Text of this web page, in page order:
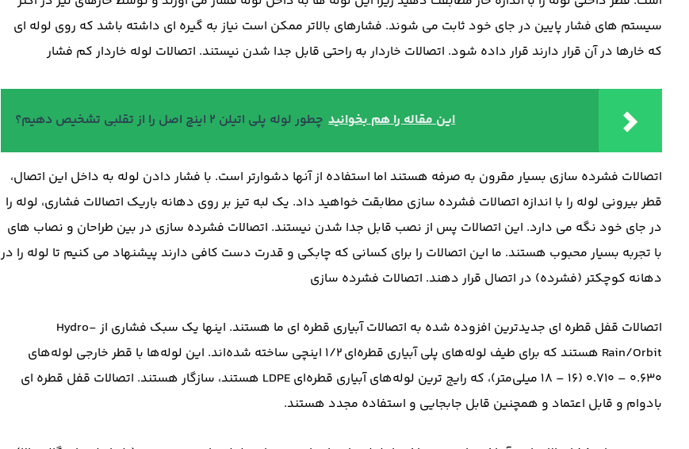
سیستم های فشار پایین در جای خود ثابت می شوند. فشارهای بالاتر ممکن است نیاز به گیره ای داشته باشد که روی لوله ای
که خارها در آن قرار دارند قرار داده شود. اتصالات خاردار به راحتی قابل جدا شدن نیستند. اتصالات لوله خاردار کم فشار
این مقاله را هم بخوانید چطور لوله پلی اتیلن ۲ اینچ اصل را از تقلبی تشخیص دهیم؟
اتصالات فشرده سازی بسیار مقرون به صرفه هستند اما استفاده از آنها دشوارتر است. با فشار دادن لوله به داخل این اتصال،
قطر بیرونی لوله را با اندازه اتصالات فشرده سازی مطابقت خواهید داد. یک لبه تیز بر روی دهانه باریک اتصالات فشاری، لوله را
در جای خود نگه می دارد. این اتصالات پس از نصب قابل جدا شدن نیستند. اتصالات فشرده سازی در بین طراحان و نصاب های
با تجربه بسیار محبوب هستند. ما این اتصالات را برای کسانی که چابکی و قدرت دست کافی دارند پیشنهاد می کنیم تا لوله را در
دهانه کوچکتر (فشرده) در اتصال قرار دهند. اتصالات فشرده سازی
اتصالات قفل قطره ای جدیدترین افزوده شده به اتصالات آبیاری قطره ای ما هستند. اینها یک سبک فشاری از Hydro-
Rain/Orbit هستند که برای طیف لوله‌های پلی آبیاری قطره‌ای ۱/۲ اینچی ساخته شده‌اند. این لوله‌ها با قطر خارجی لوله‌های
۰.۶۳۰ – ۰.۷۱۰ (۱۶ – ۱۸ میلی‌متر)، که رایج ‌ترین لوله‌های آبیاری قطره‌ای LDPE هستند، سازگار هستند. اتصالات قفل قطره ای
بادوام و قابل اعتماد و همچنین قابل جابجایی و استفاده مجدد هستند.